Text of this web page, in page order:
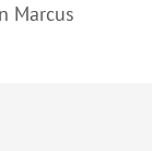
Marcus